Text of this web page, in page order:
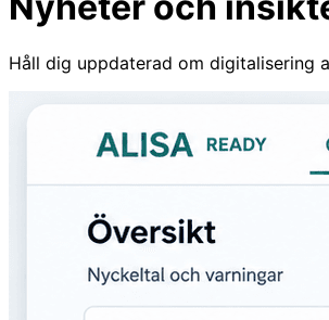
Håll dig uppdaterad om digitalisering